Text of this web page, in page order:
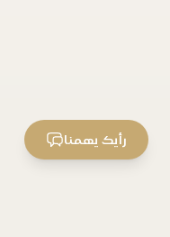
رأيك يهمنا